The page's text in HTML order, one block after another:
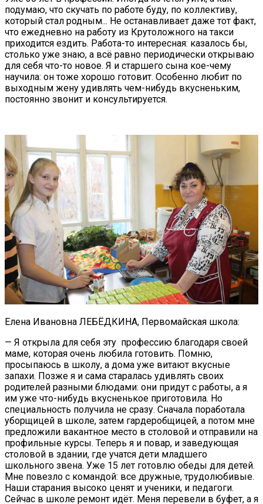
подумаю, что скучать по работе буду, по коллективу,
который стал родным... Не останавливает даже тот факт,
что ежедневно на работу из Крутоложного на такси
приходится ездить. Работа-то интересная: казалось бы,
столько уже знаю, а всё равно периодически открываю
для себя что-то новое. Я и старшего сына кое-чему
научила: он тоже хорошо готовит. Особенно любит по
выходным жену удивлять чем-нибудь вкусненьким,
постоянно звонит и консультируется.
Елена Ивановна ЛЕБЁДКИНА, Первомайская школа:
— Я открыла для себя эту профессию благодаря своей
маме, которая очень любила готовить. Помню,
просыпаюсь в школу, а дома уже витают вкусные
запахи. Позже я и сама старалась удивлять своих
родителей разными блюдами: они придут с работы, а я
им уже что-нибудь вкусненькое приготовила. Но
специальность получила не сразу. Сначала поработала
уборщицей в школе, затем гардеробщицей, а потом мне
предложили вакантное место в столовой и отправили на
профильные курсы. Теперь я и повар, и заведующая
столовой в здании, где учатся дети младшего
школьного звена. Уже 15 лет готовлю обеды для детей.
Мне повезло с командой: все дружные, трудолюбивые.
Наши старания высоко ценят и ученики, и педагоги.
Сейчас в школе ремонт идёт. Меня перевели в буфет, а я